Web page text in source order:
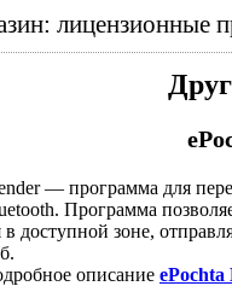
— программа для
Программа
доступной зоне,
описание ePochta